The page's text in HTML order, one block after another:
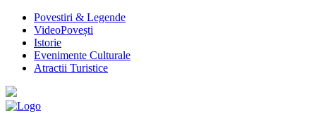
Povestiri & Legende
VideoPovești
Istorie
Evenimente Culturale
Atractii Turistice